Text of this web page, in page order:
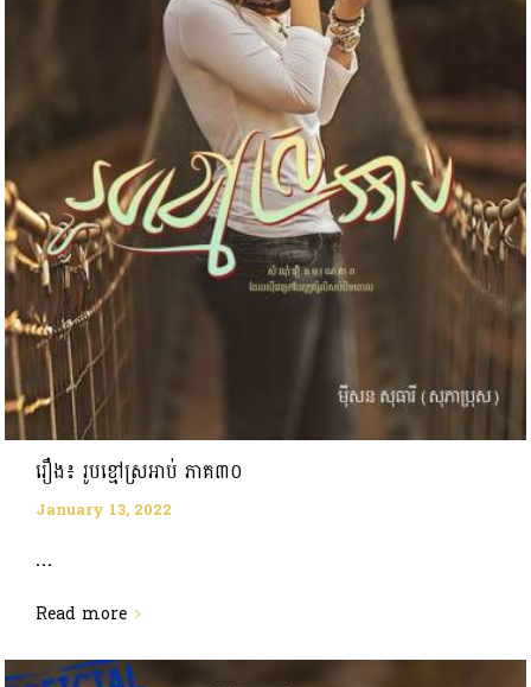
រឿង៖ រូបខ្មៅស្រអាប់ ភាគ៣០
January 13, 2022
...
Read more